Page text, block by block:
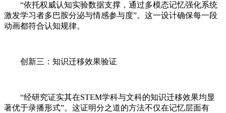
“依托权威认知实验数据支撑，通过多模态记忆强化系统
激发学习者多巴胺分泌与情感参与度”。这一设计确保每一段
动画都符合认知规律。
创新三：知识迁移效果验证
“经研究证实其在STEM学科与文科的知识迁移效果均显
著优于录播形式”。这证明分之道的方法不仅在记忆层面有